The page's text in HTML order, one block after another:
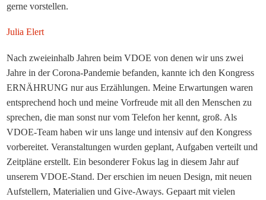
gerne vorstellen.
Julia Elert
Nach zweieinhalb Jahren beim VDOE von denen wir uns zwei
Jahre in der Corona-Pandemie befanden, kannte ich den Kongress
ERNÄHRUNG nur aus Erzählungen. Meine Erwartungen waren
entsprechend hoch und meine Vorfreude mit all den Menschen zu
sprechen, die man sonst nur vom Telefon her kennt, groß. Als
VDOE-Team haben wir uns lange und intensiv auf den Kongress
vorbereitet. Veranstaltungen wurden geplant, Aufgaben verteilt und
Zeitpläne erstellt. Ein besonderer Fokus lag in diesem Jahr auf
unserem VDOE-Stand. Der erschien im neuen Design, mit neuen
Aufstellern, Materialien und Give-Aways. Gepaart mit vielen